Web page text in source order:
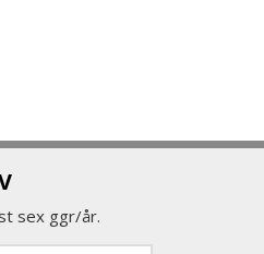
sex ggr/år.